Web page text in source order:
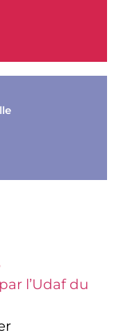
l’Udaf du